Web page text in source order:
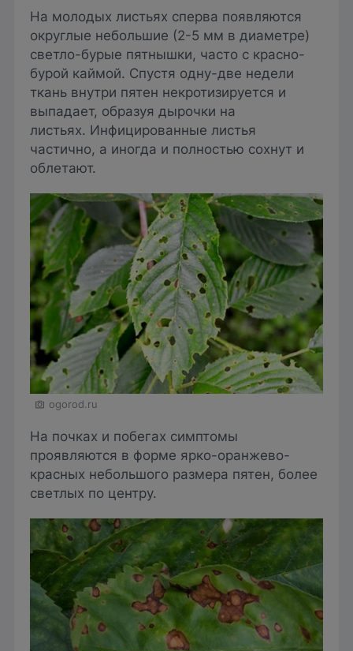
На молодых листьях сперва появляются
округлые небольшие (2-5 мм в диаметре)
светло-бурые пятнышки, часто с красно-
бурой каймой. Спустя одну-две недели
ткань внутри пятен некротизируется и
выпадает, образуя дырочки на
листьях. Инфицированные листья
частично, а иногда и полностью сохнут и
облетают.
ogorod.ru
На почках и побегах симптомы
проявляются в форме ярко-оранжево-
красных небольшого размера пятен, более
светлых по центру.